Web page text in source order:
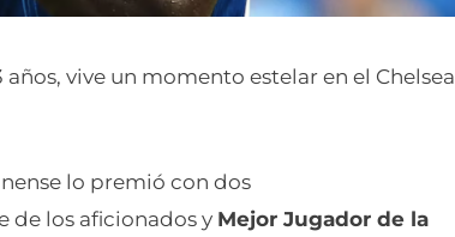
vive un momento estelar en el Chelsea
lo premió con dos
de los aficionados y Mejor Jugador de la